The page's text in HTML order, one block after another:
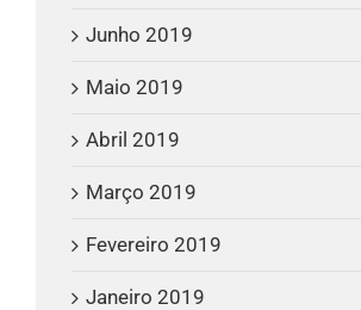
Junho 2019
Maio 2019
Abril 2019
Março 2019
Fevereiro 2019
Janeiro 2019